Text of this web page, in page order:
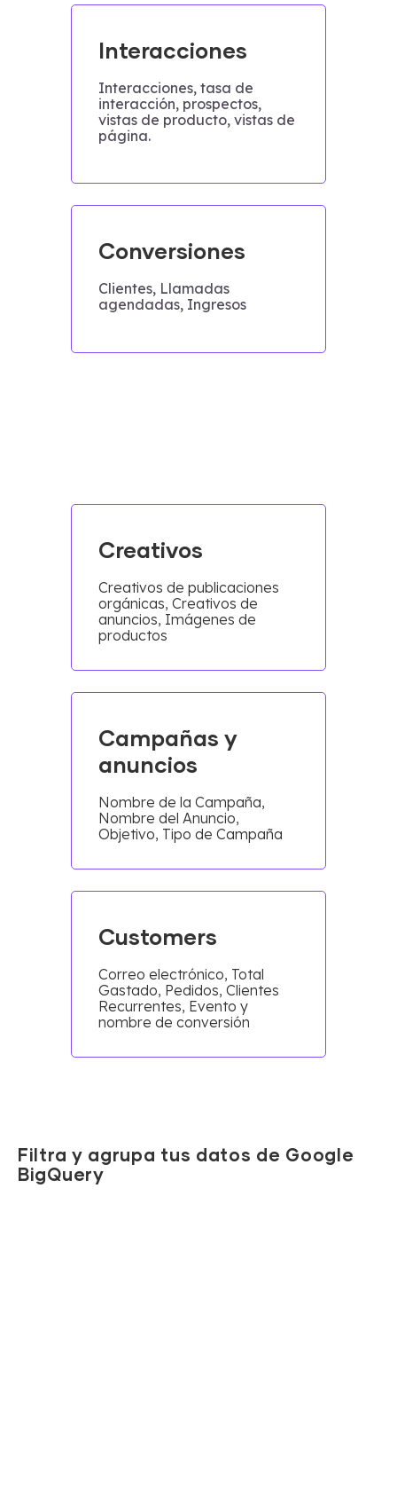
Interacciones
Interacciones, tasa de
interacción, prospectos,
vistas de producto, vistas de
página.
Conversiones
Clientes, Llamadas
agendadas, Ingresos
Creativos
Creativos de publicaciones
orgánicas, Creativos de
anuncios, Imágenes de
productos
Campañas y
anuncios
Nombre de la Campaña,
Nombre del Anuncio,
Objetivo, Tipo de Campaña
Customers
Correo electrónico, Total
Gastado, Pedidos, Clientes
Recurrentes, Evento y
nombre de conversión
Filtra y agrupa tus datos de Google
BigQuery